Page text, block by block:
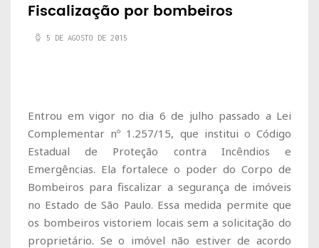
Fiscalização por bombeiros
5 DE AGOSTO DE 2015
Entrou em vigor no dia 6 de julho passado a Lei
Complementar nº 1.257/15, que institui o Código
Estadual de Proteção contra Incêndios e
Emergências. Ela fortalece o poder do Corpo de
Bombeiros para fiscalizar a segurança de imóveis
no Estado de São Paulo. Essa medida permite que
os bombeiros vistoriem locais sem a solicitação do
proprietário. Se o imóvel não estiver de acordo